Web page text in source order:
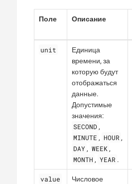
Поле Описание
unit
Единица
времени, за
которую будут
отображаться
данные.
Допустимые
значения:
SECOND ,
MINUTE , HOUR ,
DAY , WEEK ,
MONTH , YEAR .
value
Числовое